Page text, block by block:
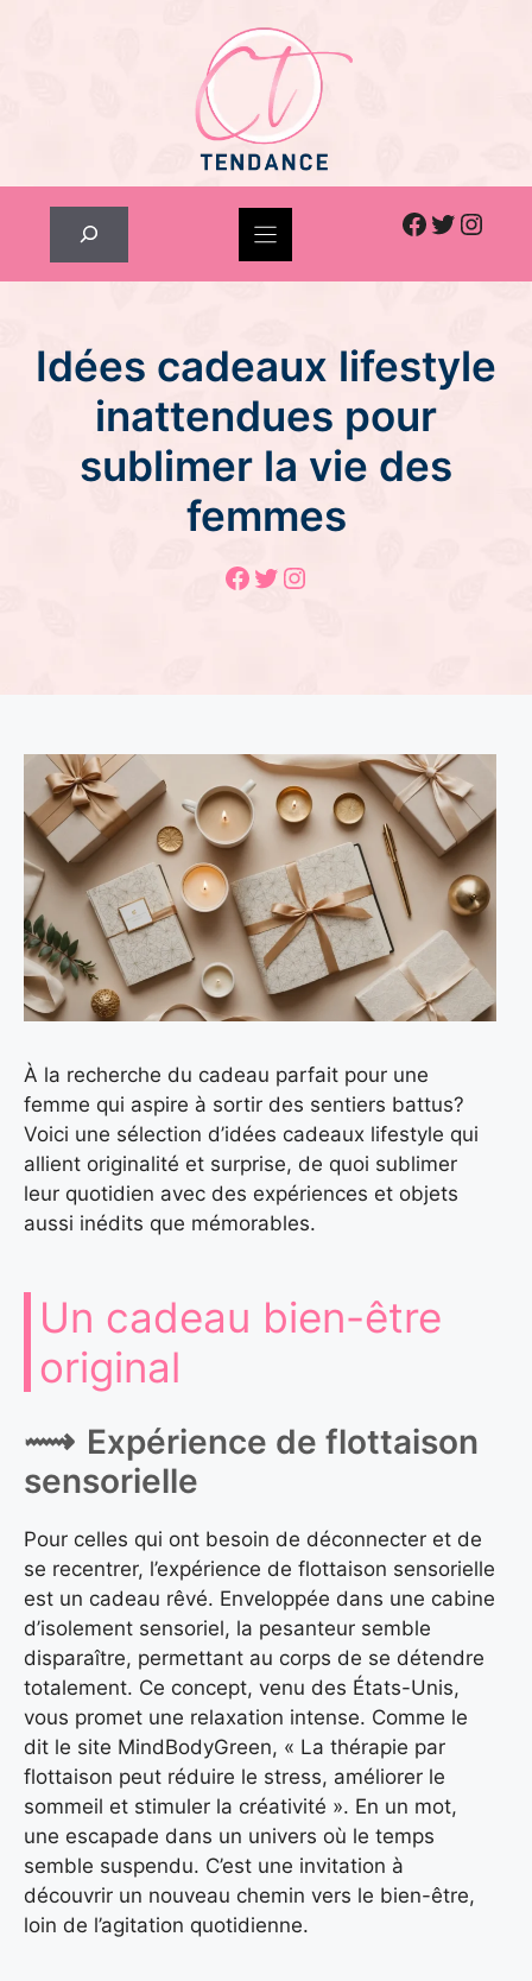
Facebook
Twitter
Idées cadeaux lifestyle
inattendues pour
sublimer la vie des
femmes
Facebook
Twitter
Instagram
À la recherche du cadeau parfait pour une
femme qui aspire à sortir des sentiers battus?
Voici une sélection d’idées cadeaux lifestyle qui
allient originalité et surprise, de quoi sublimer
leur quotidien avec des expériences et objets
aussi inédits que mémorables.
Un cadeau bien-être
original
Expérience de flottaison
sensorielle
Pour celles qui ont besoin de déconnecter et de
se recentrer, l’expérience de flottaison sensorielle
est un cadeau rêvé. Enveloppée dans une cabine
d’isolement sensoriel, la pesanteur semble
disparaître, permettant au corps de se détendre
totalement. Ce concept, venu des États-Unis,
vous promet une relaxation intense. Comme le
dit le site MindBodyGreen, « La thérapie par
flottaison peut réduire le stress, améliorer le
sommeil et stimuler la créativité ». En un mot,
une escapade dans un univers où le temps
semble suspendu. C’est une invitation à
découvrir un nouveau chemin vers le bien-être,
loin de l’agitation quotidienne.